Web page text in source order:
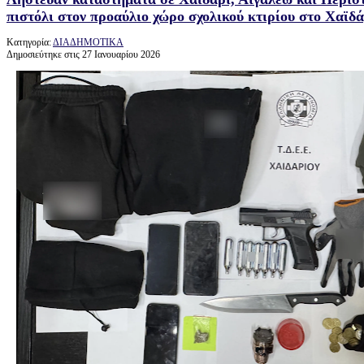
πιστόλι στον προαύλιο χώρο σχολικού κτιρίου στο
Κατηγορία:ΔΙΑΔΗΜΟΤΙΚΑ
Δημοσιεύτηκε στις 27 Ιανουαρίου 2026